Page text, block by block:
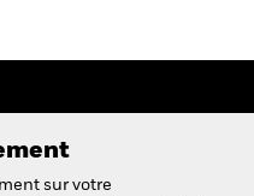
sur votre